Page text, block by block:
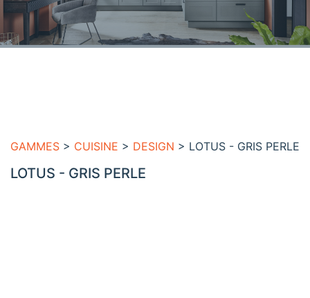
GAMMES > CUISINE > DESIGN > LOTUS - GRIS PERLE
LOTUS - GRIS PERLE